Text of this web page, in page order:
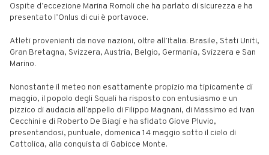
Ospite d’eccezione Marina Romoli che ha parlato di sicurezza e ha
presentato l’Onlus di cui è portavoce.
Atleti provenienti da nove nazioni, oltre all’Italia: Brasile, Stati Uniti,
Gran Bretagna, Svizzera, Austria, Belgio, Germania, Svizzera e San
Marino.
Nonostante il meteo non esattamente propizio ma tipicamente di
maggio, il popolo degli Squali ha risposto con entusiasmo e un
pizzico di audacia all’appello di Filippo Magnani, di Massimo ed Ivan
Cecchini e di Roberto De Biagi e ha sfidato Giove Pluvio,
presentandosi, puntuale, domenica 14 maggio sotto il cielo di
Cattolica, alla conquista di Gabicce Monte.